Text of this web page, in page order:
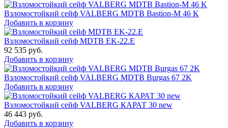
Взломостойкий сейф VALBERG MDTB Bastion-M 46 K
Добавить в корзину
Взломостойкий сейф MDTB EK-22.E
92 535 руб.
Добавить в корзину
Взломостойкий сейф VALBERG MDTB Burgas 67 2K
Добавить в корзину
Взломостойкий сейф VALBERG КАРАТ 30 new
46 443 руб.
Добавить в корзину